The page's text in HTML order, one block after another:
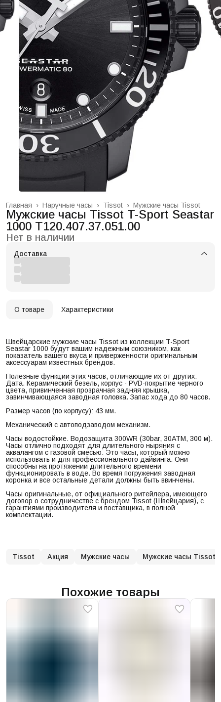
Мужские часы Tissot
Tissot ›
Наручные часы ›
Главная ›
Мужские часы Tissot T-Sport Seastar
1000 T120.407.37.051.00
Нет в наличии
Доставка
О товаре Характеристики
Швейцарские мужские часы Tissot из коллекции T-Sport
Seastar 1000 будут вашим надежным союзником, как
показатель вашего вкуса и приверженности оригинальным
аксессуарам известных брендов.
Полезные функции этих часов, отличающие их от других:
Дата. Керамический безель, корпус - PVD-покрытие черного
цвета, привинченная прозрачная задняя крышка,
завинчивающаяся заводная головка. Запас хода до 80 часов.
Размер часов (по корпусу): 43 мм.
Механический с автоподзаводом механизм.
Часы водостойкие. Водозащита 300WR (30bar, 30ATM, 300 м).
Часы отлично подходят для длительного ныряния с
аквалангом с газовой смесью. Это часы, который можно
использовать и для профессионального дайвинга. Они
способны на протяжении длительного времени
функционировать в воде. Во время погружения заводная
коронка и все остальные детали должны быть ввинчены.
Часы оригинальные, от официального ритейлера, имеющего
договор о сотрудничестве с брендом Tissot (Швейцария), с
гарантиями производителя и поставщика, в полной
комплектации.
Tissot Акция Мужские часы Мужские часы Tissot
Похожие товары